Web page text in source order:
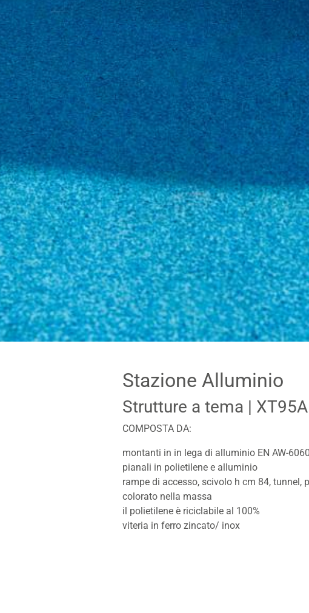
Stazione Alluminio
Strutture a tema |
COMPOSTA DA:
montanti in in lega di alluminio EN AW-6060
pianali in polietilene e alluminio
rampe di accesso, scivolo h cm 84,
colorato nella massa
il polietilene è riciclabile al 100%
viteria in ferro zincato/ inox